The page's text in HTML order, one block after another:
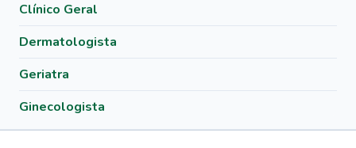
Clínico Geral
Dermatologista
Geriatra
Ginecologista